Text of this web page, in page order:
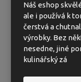
Náš eshop
ale i používá k
čerstvá a
výrobky. Bez
nesedne, jiné
kulinářský zá
skvělým
malých
totiž tráví a
škodilo. Pro